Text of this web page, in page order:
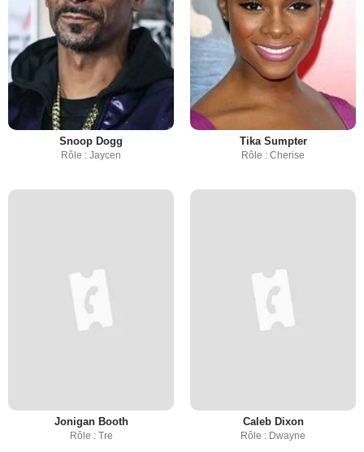
Snoop Dogg
Rôle : Jaycen
Tika Sumpter
Rôle : Cherise
Jonigan Booth
Rôle : Tre
Caleb Dixon
Rôle : Dwayne